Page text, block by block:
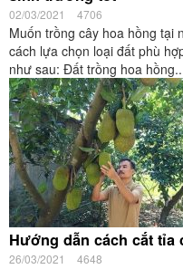
02/03/2021 4706
Muốn trồng cây hoa hồng tại
cách lựa chọn loại đất phù
như sau: Đất trồng hoa
Hướng dẫn cách cắt tỉa
26/03/2021 4648